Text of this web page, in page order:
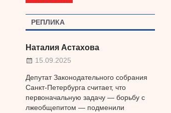
РЕПЛИКА
Наталия Астахова
15.09.2025
Депутат Законодательного собрания
Санкт-Петербурга считает, что
первоначальную задачу — борьбу с
лжеобщепитом — подменили